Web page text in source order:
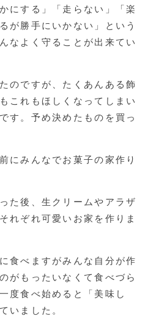
にする」「走らない」「楽
が勝手にいかない」という
なよく守ることが出来てい
のですが、たくあんある飾
これもほしくなってしまい
す。予め決めたものを買っ
にみんなでお菓子の家作り
た後、生クリームやアラザ
れぞれ可愛いお家を作りま
食べますがみんな自分が作
がもったいなくて食べづら
度食べ始めると「美味し
いました。